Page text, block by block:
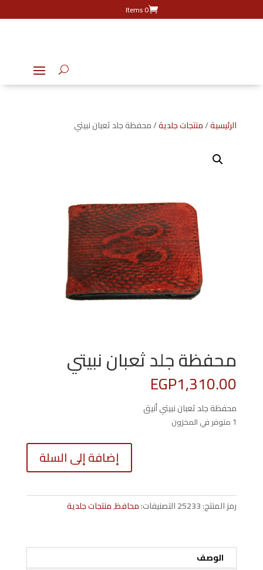
0 Items
الرئيسية/منتجات جلدية/ محفظة جلد ثعبان نبيتي
محفظة جلد ثعبان نبيتي
EGP1,310.00
محفظة جلد ثعبان نبيتي أنيق
1 متوفر في المخزون
كمية
جلد
إضافة إلى السلة
رمز المنتج:25233التصنيفات:محافظ,منتجات جلدية
الوصف